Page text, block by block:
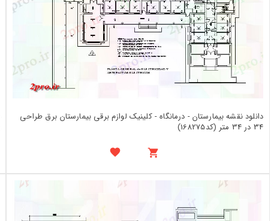
دانلود نقشه بیمارستان - درمانگاه - کلینیک لوازم برقی بیمارستان برق طراحی
34 در 34 متر (کد168275)